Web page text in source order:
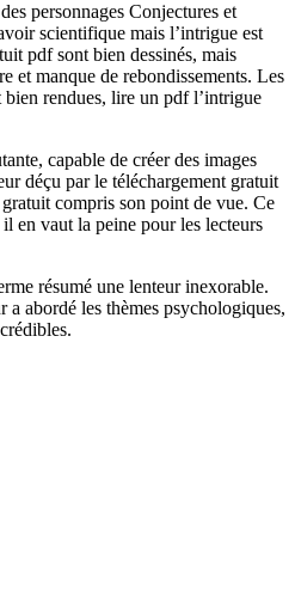
personnages Conjectures et
scientifique mais l’intrigue est
pdf sont bien dessinés, mais
et manque de rebondissements. Les
bien rendues, lire un pdf l’intrigue
capable de créer des images
déçu par le téléchargement gratuit
compris son point de vue. Ce
en vaut la peine pour les lecteurs
résumé une lenteur inexorable.
a abordé les thèmes psychologiques,